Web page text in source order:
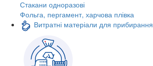
Стакани одноразові
Фольга, пергамент, харчова плівка
Витратні матеріали для прибирання